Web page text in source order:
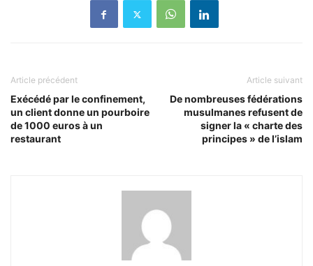
Article précédent
Exécédé par le confinement,
un client donne un pourboire
de 1000 euros à un
restaurant
Article suivant
De nombreuses fédérations
musulmanes refusent de
signer la « charte des
principes » de l’islam